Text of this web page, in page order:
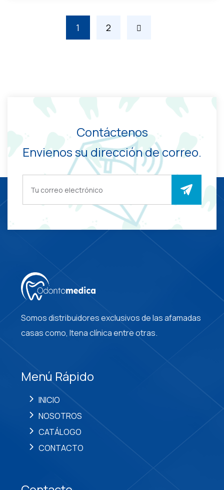
1 2
Contáctenos
Envienos su dirección de correo.
Somos distribuidores exclusivos de las afamadas
casas como, Itena clínica entre otras.
Menú Rápido
INICIO
NOSOTROS
CATÁLOGO
CONTACTO